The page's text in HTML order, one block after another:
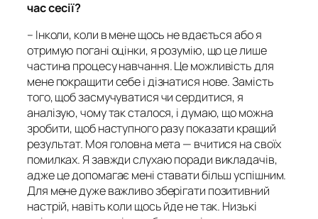
час сесії?
– Інколи, коли в мене щось не вдається або я
отримую погані оцінки, я розумію, що це лише
частина процесу навчання. Це можливість для
мене покращити себе і дізнатися нове. Замість
того, щоб засмучуватися чи сердитися, я
аналізую, чому так сталося, і думаю, що можна
зробити, щоб наступного разу показати кращий
результат. Моя головна мета — вчитися на своїх
помилках. Я завжди слухаю поради викладачів,
адже це допомагає мені ставати більш успішним.
Для мене дуже важливо зберігати позитивний
настрій, навіть коли щось йде не так. Низькі